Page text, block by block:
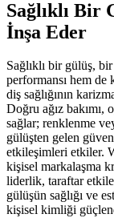
Sağlıklı Bir
İnşa Eder
Sağlıklı bir gülüş,
performansı hem
diş sağlığının
Doğru ağız bakımı,
sağlar; renklenme
gülüşten gelen
etkileşimleri etkiler.
kişisel markalaşma
liderlik, taraftar
gülüşün sağlığı ve
kişisel kimliği